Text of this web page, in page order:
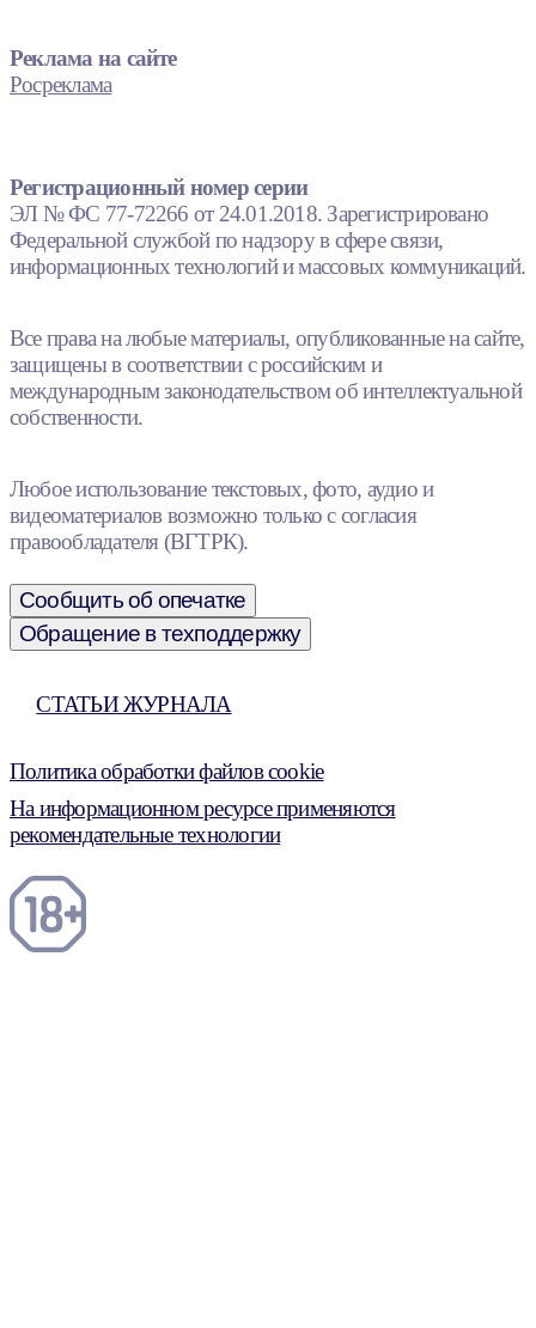
Реклама на сайте
Росреклама
Регистрационный номер серии
ЭЛ № ФС 77-72266 от 24.01.2018. Зарегистрировано
Федеральной службой по надзору в сфере связи,
информационных технологий и массовых коммуникаций.
Все права на любые материалы, опубликованные на сайте,
защищены в соответствии с российским и
международным законодательством об интеллектуальной
собственности.
Любое использование текстовых, фото, аудио и
видеоматериалов возможно только с согласия
правообладателя (ВГТРК).
Сообщить об опечатке
Обращение в техподдержку
СТАТЬИ ЖУРНАЛА
Политика обработки файлов cookie
На информационном ресурсе применяются
рекомендательные технологии